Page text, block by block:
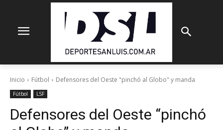
Inicio Fútbol Defensores del Oeste "pinchó al Globo" y manda
Fútbol LSF
Defensores del Oeste “pinchó